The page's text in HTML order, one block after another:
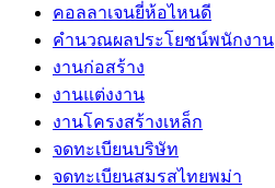
คอลลาเจนยี่ห้อไหนดี
คำนวณผลประโยชน์พนักงาน
งานก่อสร้าง
งานแต่งงาน
งานโครงสร้างเหล็ก
จดทะเบียนบริษัท
จดทะเบียนสมรสไทยพม่า